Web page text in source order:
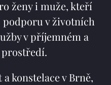
ženy i muže, kteří
v životních
v příjemném a
konstelace v Brně,